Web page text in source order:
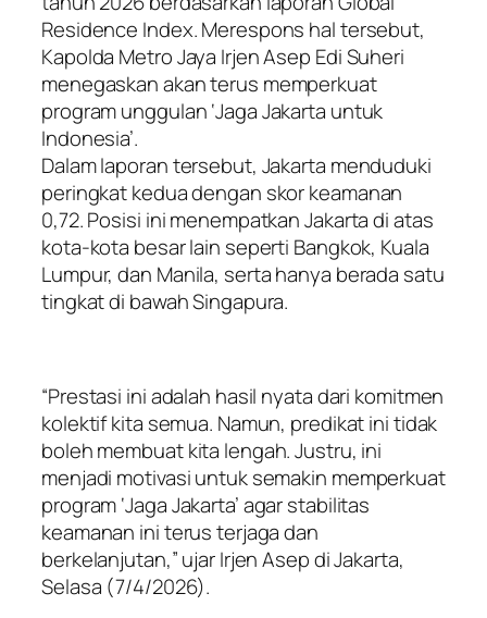
Residence Index. Merespons hal tersebut,
Kapolda Metro Jaya Irjen Asep Edi Suheri
menegaskan akan terus memperkuat
program unggulan ‘Jaga Jakarta untuk
Indonesia’.
Dalam laporan tersebut, Jakarta menduduki
peringkat kedua dengan skor keamanan
0,72. Posisi ini menempatkan Jakarta di atas
kota-kota besar lain seperti Bangkok, Kuala
Lumpur, dan Manila, serta hanya berada satu
tingkat di bawah Singapura.
“Prestasi ini adalah hasil nyata dari komitmen
kolektif kita semua. Namun, predikat ini tidak
boleh membuat kita lengah. Justru, ini
menjadi motivasi untuk semakin memperkuat
program ‘Jaga Jakarta’ agar stabilitas
keamanan ini terus terjaga dan
berkelanjutan,” ujar Irjen Asep di Jakarta,
Selasa (7/4/2026).